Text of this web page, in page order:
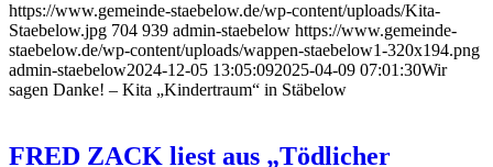
https://www.gemeinde-staebelow.de/wp-content/uploads/Kita-
Staebelow.jpg 704 939 admin-staebelow https://www.gemeinde-
staebelow.de/wp-content/uploads/wappen-staebelow1-320x194.png
admin-staebelow2024-12-05 13:05:092025-04-09 07:01:30Wir
sagen Danke! – Kita „Kindertraum“ in Stäbelow
FRED ZACK liest aus „Tödlicher